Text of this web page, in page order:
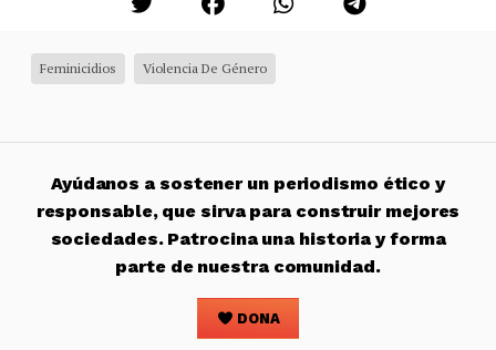
Feminicidios Violencia De Género
Ayúdanos a sostener un periodismo ético y
responsable, que sirva para construir mejores
sociedades. Patrocina una historia y forma
parte de nuestra comunidad.
DONA